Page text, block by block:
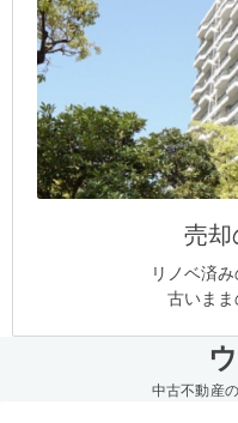
売却
リノベ済
古いま
中古不動産